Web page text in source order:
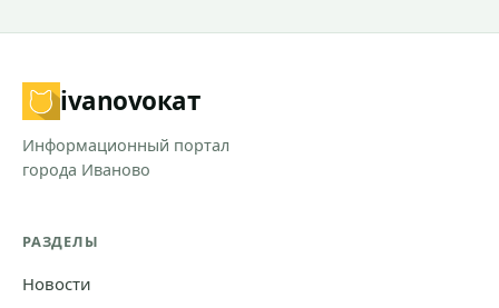
ivanovoкат
Информационный портал
города Иваново
РАЗДЕЛЫ
Новости